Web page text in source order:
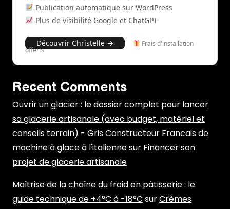
Publication automatique sur WordPress
Plus de visibilité Google et ChatGPT
Découvrir Christelle → Frais d'installation
offerts
Recent Comments
Ouvrir un glacier : le dossier complet pour lancer
sa glacerie artisanale (avec budget, matériel et
conseils terrain) - Gris Constructeur Francais de
machine à glace à l'italiennesur Financer son
projet de glacerie artisanale
Maîtrise de la chaîne du froid en pâtisserie : le
guide technique de +4°C à -18°C surCrèmes